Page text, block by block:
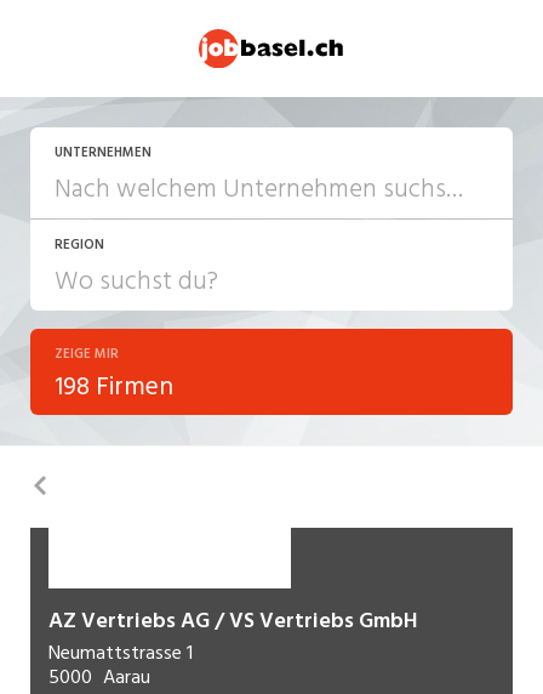
UNTERNEHMEN
REGION
ZEIGE MIR
198 Firmen
AZ Vertriebs AG / VS Vertriebs GmbH
Neumattstrasse 1
5000 Aarau